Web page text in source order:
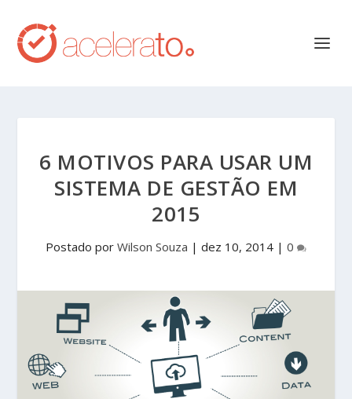
6 MOTIVOS PARA USAR UM
SISTEMA DE GESTÃO EM
2015
Postado por Wilson Souza | dez 10, 2014 | 0